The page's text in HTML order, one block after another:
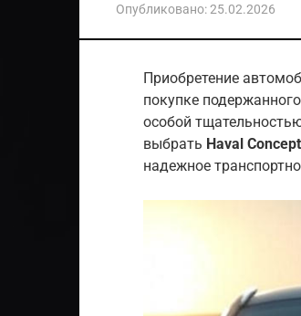
Опубликовано:25.02.2026
Приобретение
покупке
особой
выбрать Haval
надежное